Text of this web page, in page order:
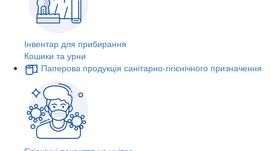
Інвентар для прибирання
Кошики та урни
Паперова продукція санітарно-гігієнічного призначення